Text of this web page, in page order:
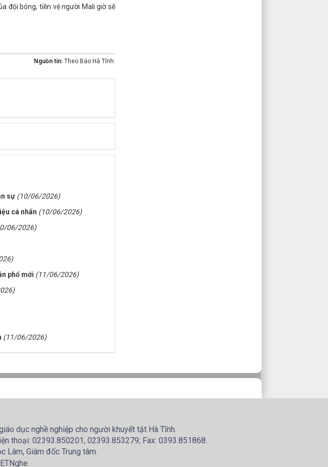
đội bóng, tiền vệ người Mali giờ sẽ
Nguồn tin: Theo Báo Hà Tĩnh:
sự (10/06/2026)
cá nhân (10/06/2026)
06/2026)
phố mới (11/06/2026)
(11/06/2026)
dục nghề nghiệp cho người khuyết tật Hà Tĩnh.
thoại: 02393.850201, 02393.853279; Fax: 0393.851868.
Lâm, Giám đốc Trung tâm.